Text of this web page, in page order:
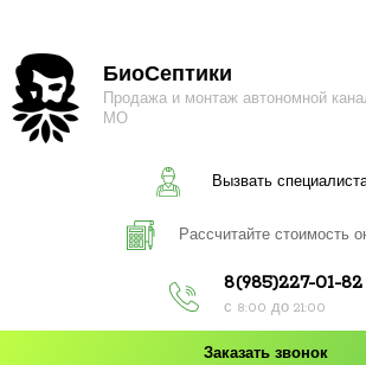
БиоСептики
Продажа и монтаж автономной
МО
Вызвать
Рассчитайте стоимость
8(985)227-01-82
с 8:00 до 21:00
Заказать звонок